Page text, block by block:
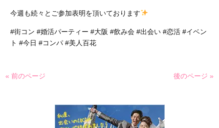
今週も続々とご参加表明を頂いております
#街コン #婚活パーティー #大阪 #飲み会 #出会い #恋活 #イベン
ト #今日 #コンパ #美人百花
« 前のページ 後のページ »